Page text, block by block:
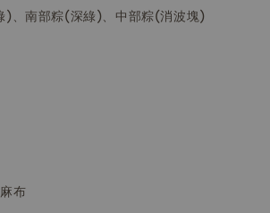
)、南部粽(深綠)、中部粽(消波塊)
布